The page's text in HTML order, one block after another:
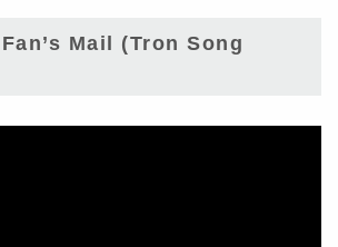
Fan’s Mail (Tron Song